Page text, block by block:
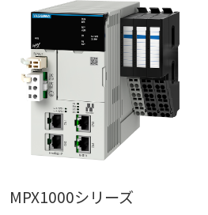
MPX1000シリーズ